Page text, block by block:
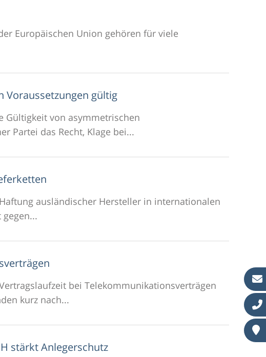
Europäischen Union gehören für viele
Voraussetzungen gültig
Gültigkeit von asymmetrischen
Partei das Recht, Klage bei...
ausländischer Hersteller in internationalen
bei Telekommunikationsverträgen
kurz nach...
stärkt Anlegerschutz